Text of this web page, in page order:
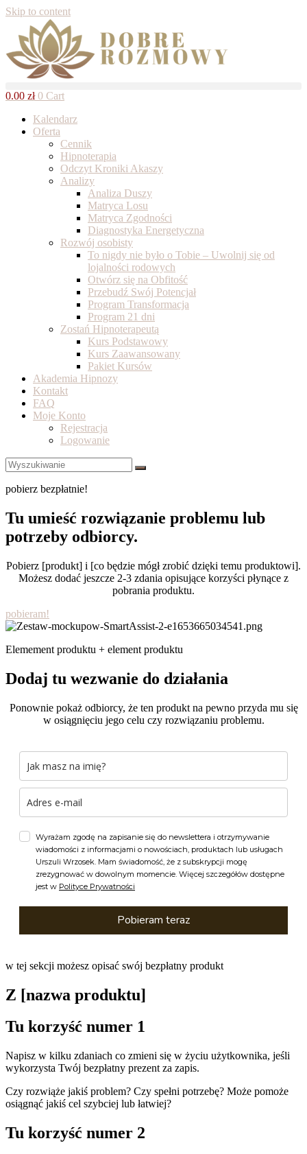
Skip to content
0.00 zł 0 Cart
Kalendarz
Oferta
Cennik
Hipnoterapia
Odczyt Kroniki Akaszy
Analizy
Analiza Duszy
Matryca Losu
Matryca Zgodności
Diagnostyka Energetyczna
Rozwój osobisty
To nigdy nie było o Tobie – Uwolnij się od
lojalności rodowych
Otwórz się na Obfitość
Przebudź Swój Potencjał
Program Transformacja
Program 21 dni
Zostań Hipnoterapeutą
Kurs Podstawowy
Kurs Zaawansowany
Pakiet Kursów
Akademia Hipnozy
Kontakt
FAQ
Moje Konto
Rejestracja
Logowanie
pobierz bezpłatnie!
Tu umieść rozwiązanie problemu lub
potrzeby odbiorcy.
Pobierz [produkt] i [co będzie mógł zrobić dzięki temu produktowi].
Możesz dodać jeszcze 2-3 zdania opisujące korzyści płynące z
pobrania produktu.
pobieram!
Elemement produktu + element produktu
Dodaj tu wezwanie do działania
Ponownie pokaż odbiorcy, że ten produkt na pewno przyda mu się
w osiągnięciu jego celu czy rozwiązaniu problemu.
Wyrażam zgodę na zapisanie się do newslettera i otrzymywanie
wiadomości z informacjami o nowościach, produktach lub usługach
Urszuli Wrzosek. Mam świadomość, że z subskrypcji mogę
zrezygnować w dowolnym momencie. Więcej szczegółów dostępne
jest w Polityce Prywatności
Pobieram teraz
w tej sekcji możesz opisać swój bezpłatny produkt
Z [nazwa produktu]
Tu korzyść numer 1
Napisz w kilku zdaniach co zmieni się w życiu użytkownika, jeśli
wykorzysta Twój bezpłatny prezent za zapis.
Czy rozwiąże jakiś problem? Czy spełni potrzebę? Może pomoże
osiągnąć jakiś cel szybciej lub łatwiej?
Tu korzyść numer 2